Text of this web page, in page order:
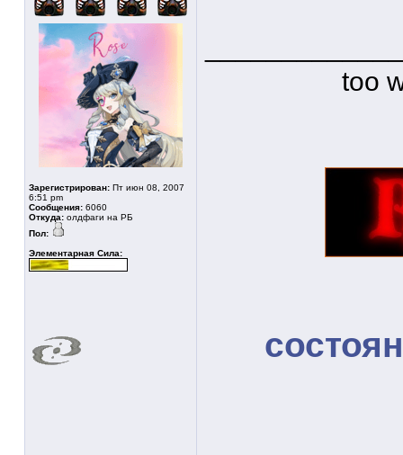
Зарегистрирован: Пт июн 08, 2007
6:51 pm
Сообщения: 6060
Откуда: олдфаги на РБ
Пол:
Элементарная Сила:
too